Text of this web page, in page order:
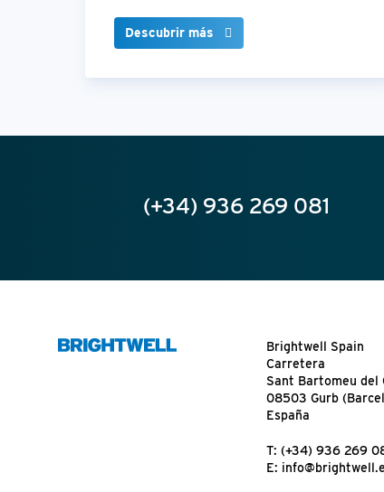
Descubrir más
(+34) 936 269 081
Brightwell Spain
Carretera
Sant Bartomeu del
08503 Gurb
España
T: (+34) 936 269
E: